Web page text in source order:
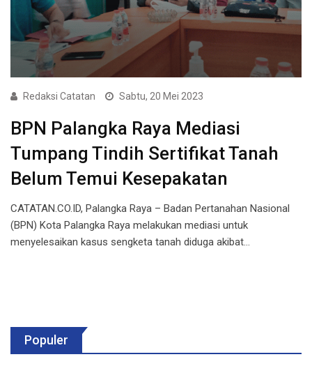
Redaksi Catatan Sabtu, 20 Mei 2023
BPN Palangka Raya Mediasi
Tumpang Tindih Sertifikat Tanah
Belum Temui Kesepakatan
CATATAN.CO.ID, Palangka Raya – Badan Pertanahan Nasional
(BPN) Kota Palangka Raya melakukan mediasi untuk
menyelesaikan kasus sengketa tanah diduga akibat…
Populer